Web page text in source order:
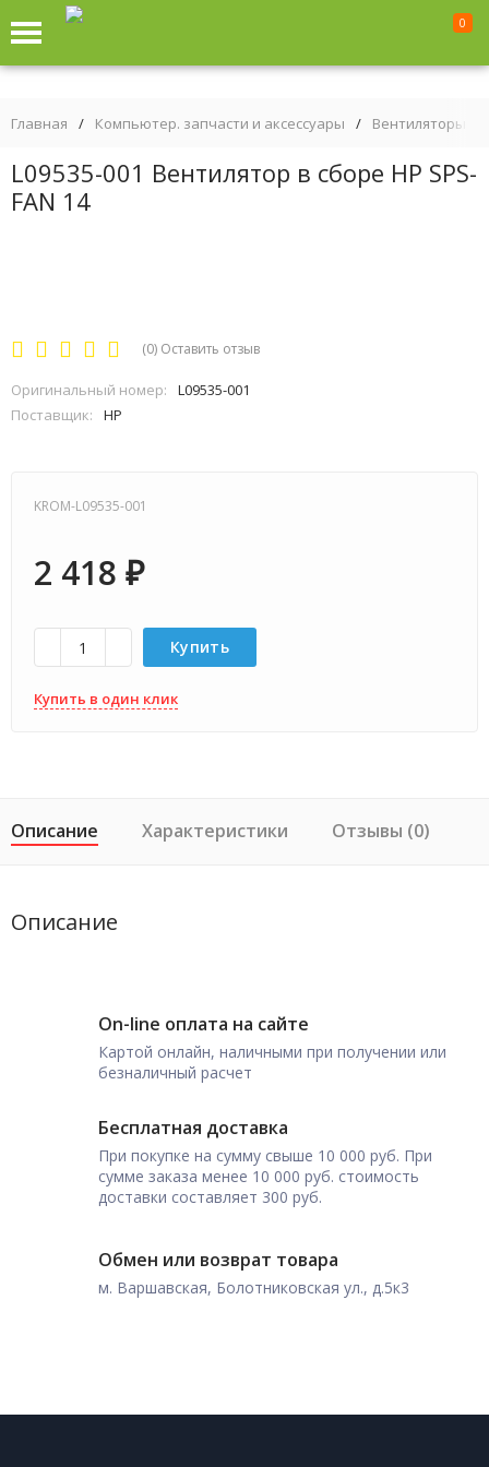
0
Главная / Компьютер. запчасти и аксессуары / Вентиляторы
L09535-001 Вентилятор в сборе HP SPS-
FAN 14
(0) Оставить отзыв
Оригинальный номер:
L09535-001
Поставщик:
HP
KROM-L09535-001
2 418 ₽
Купить
Купить в один клик
Описание Характеристики Отзывы (0)
Описание
On-line оплата на сайте
Картой онлайн, наличными при получении или
безналичный расчет
Бесплатная доставка
При покупке на сумму свыше 10 000 руб. При
сумме заказа менее 10 000 руб. стоимость
доставки составляет 300 руб.
Обмен или возврат товара
м. Варшавская, Болотниковская ул., д.5к3